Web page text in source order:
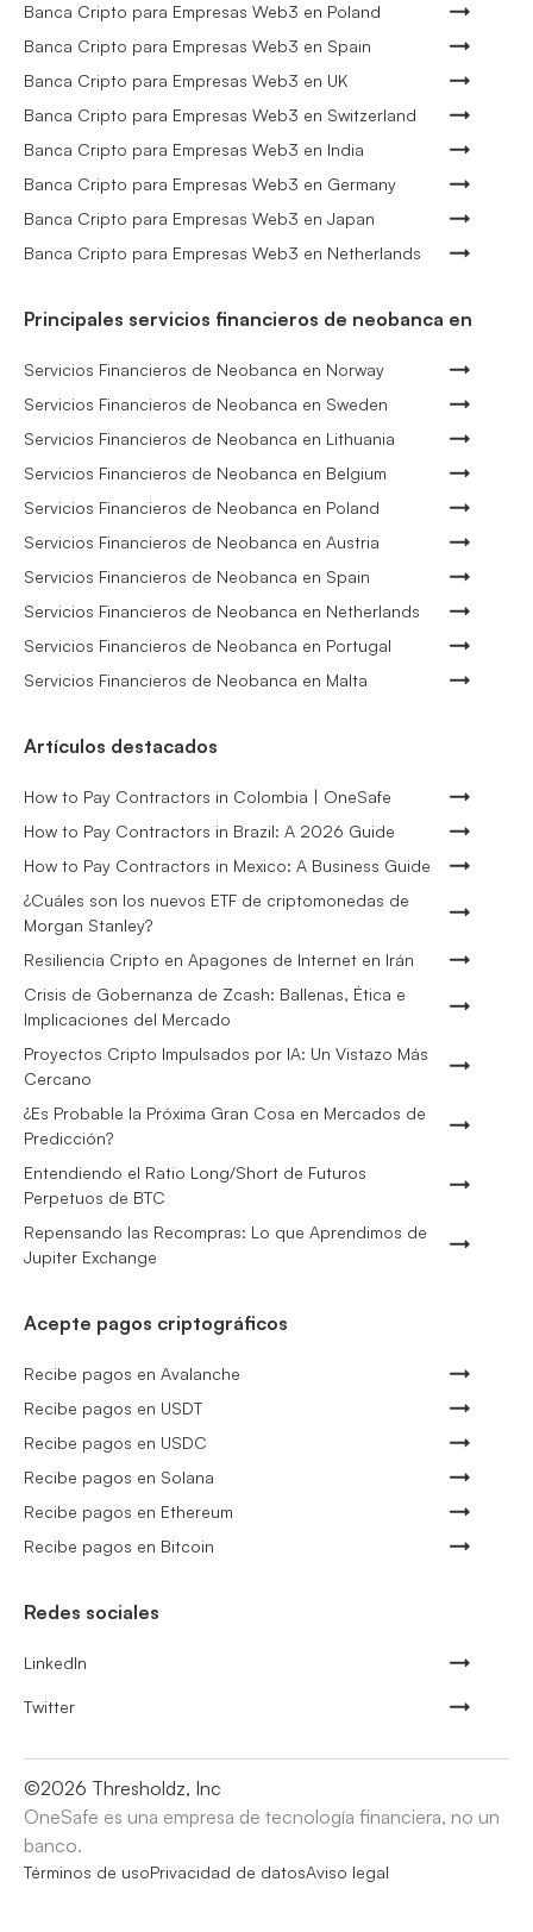
Banca Cripto para Empresas Web3 en Poland
Banca Cripto para Empresas Web3 en Spain
Banca Cripto para Empresas Web3 en UK
Banca Cripto para Empresas Web3 en Switzerland
Banca Cripto para Empresas Web3 en India
Banca Cripto para Empresas Web3 en Germany
Banca Cripto para Empresas Web3 en Japan
Banca Cripto para Empresas Web3 en Netherlands
Principales servicios financieros de neobanca en
Servicios Financieros de Neobanca en Norway
Servicios Financieros de Neobanca en Sweden
Servicios Financieros de Neobanca en Lithuania
Servicios Financieros de Neobanca en Belgium
Servicios Financieros de Neobanca en Poland
Servicios Financieros de Neobanca en Austria
Servicios Financieros de Neobanca en Spain
Servicios Financieros de Neobanca en Netherlands
Servicios Financieros de Neobanca en Portugal
Servicios Financieros de Neobanca en Malta
Artículos destacados
How to Pay Contractors in Colombia | OneSafe
How to Pay Contractors in Brazil: A 2026 Guide
How to Pay Contractors in Mexico: A Business Guide
¿Cuáles son los nuevos ETF de criptomonedas de
Morgan Stanley?
Resiliencia Cripto en Apagones de Internet en Irán
Crisis de Gobernanza de Zcash: Ballenas, Ética e
Implicaciones del Mercado
Proyectos Cripto Impulsados por IA: Un Vistazo Más
Cercano
¿Es Probable la Próxima Gran Cosa en Mercados de
Predicción?
Entendiendo el Ratio Long/Short de Futuros
Perpetuos de BTC
Repensando las Recompras: Lo que Aprendimos de
Jupiter Exchange
Acepte pagos criptográficos
Recibe pagos en Avalanche
Recibe pagos en USDT
Recibe pagos en USDC
Recibe pagos en Solana
Recibe pagos en Ethereum
Recibe pagos en Bitcoin
Redes sociales
LinkedIn
Twitter
©2026 Thresholdz, Inc
OneSafe es una empresa de tecnología financiera, no un
banco.
Términos de usoPrivacidad de datosAviso legal